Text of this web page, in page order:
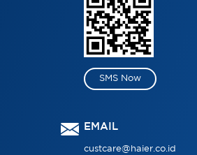
SMS Now
EMAIL
custcare@haier.co.id